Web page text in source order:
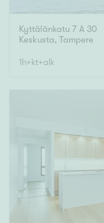
Kyttälänkatu 7 A 30
Keskusta, Tampere
1h+kt+alk